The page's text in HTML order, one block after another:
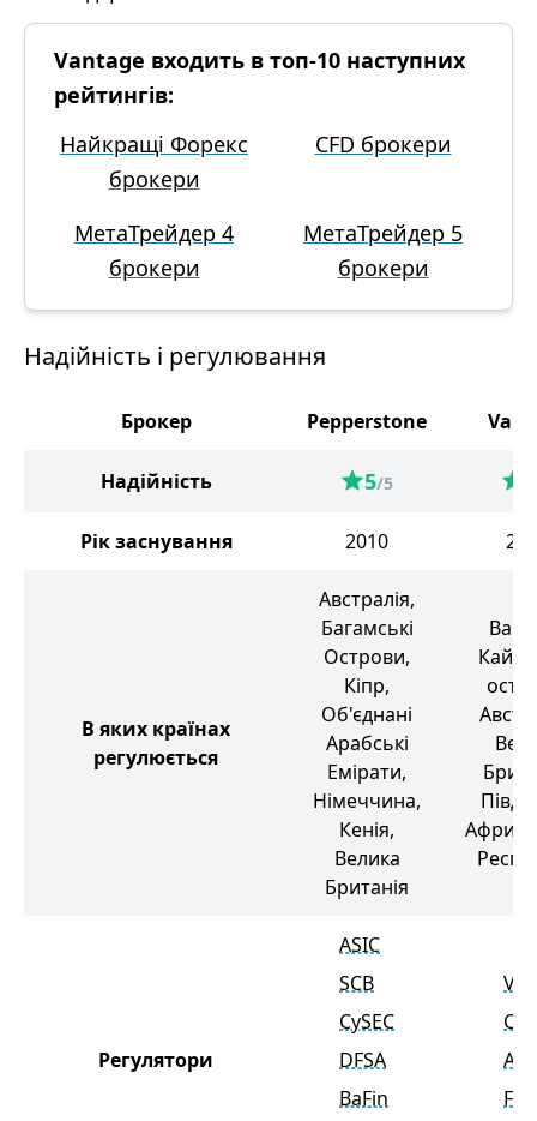
Vantage входить в топ-10 наступних
рейтингів:
Найкращі Форекс
брокери
CFD брокери
МетаТрейдер 4
брокери
МетаТрейдер 5
брокери
Надійність і регулювання
Брокер Pepperstone
Надійність 5/5
Рік заснування 2010
В яких країнах
регулюється
Австралія,
Багамські
Острови,
Кіпр,
Об'єднані
Арабські
Емірати,
Німеччина,
Кенія,
Велика
Британія
Регулятори
ASIC
SCB
CySEC
DFSA
BaFin
FCA